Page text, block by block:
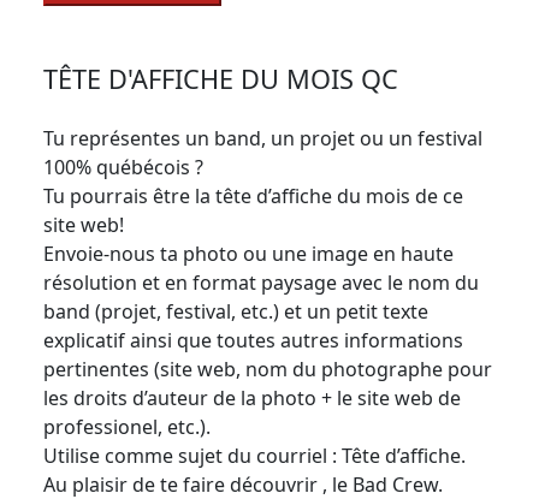
TÊTE D'AFFICHE DU MOIS QC
Tu représentes un band, un projet ou un festival
100% québécois ?
Tu pourrais être la tête d’affiche du mois de ce
site web!
Envoie-nous ta photo ou une image en haute
résolution et en format paysage avec le nom du
band (projet, festival, etc.) et un petit texte
explicatif ainsi que toutes autres informations
pertinentes (site web, nom du photographe pour
les droits d’auteur de la photo + le site web de
professionel, etc.).
Utilise comme sujet du courriel : Tête d’affiche.
Au plaisir de te faire découvrir , le Bad Crew.